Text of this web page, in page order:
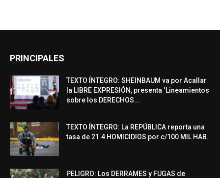
PRINCIPALES
TEXTO ÍNTEGRO: SHEINBAUM va por Acallar
la LIBRE EXPRESIÓN, presenta ‘Lineamientos
sobre los DERECHOS...
TEXTO ÍNTEGRO: La REPÚBLICA reporta una
tasa de 21.4 HOMICIDIOS por c/100 MIL HAB.
PELIGRO: Los DERRAMES y FUGAS de